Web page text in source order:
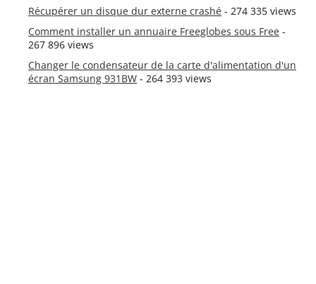
Récupérer un disque dur externe crashé - 274 335 views
Comment installer un annuaire Freeglobes sous Free -
267 896 views
Changer le condensateur de la carte d'alimentation d'un
écran Samsung 931BW - 264 393 views